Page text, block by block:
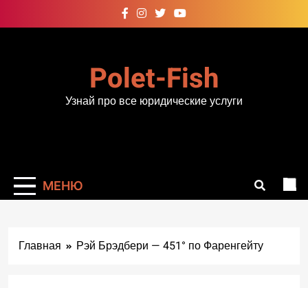
к
Polet-Fish
Узнай про все юридические услуги
МЕНЮ
Главная Рэй Брэдбери — 451° по Фаренгейту